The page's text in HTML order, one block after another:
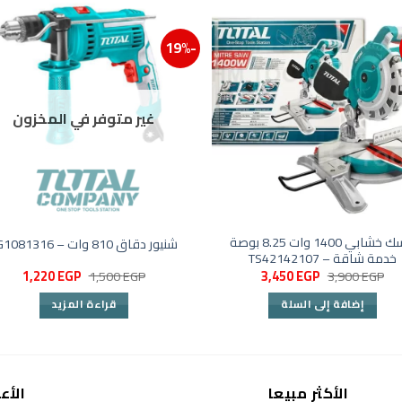
الرغبات
إضافة إلى قائمة الرغبات
ديسك خشابي 1400 وات 8.25 بوصة
خدمة شاقة – TS42142107
3,900EGP السعر
الأصلي
هو:
3,900 EGP.
3,450EGP السعر
الحالي
إضافة إلى السلة
-19%
غير متوفر في المخزون
شنيور دقاق 810 وات – TG1081316
1,500EGP السعر
الأصلي
هو:
1,500 EGP.
1,220EGP السعر
قراءة المزيد
الأكثر مبيعا